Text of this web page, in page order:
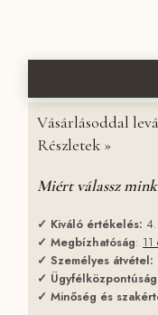
Vásárlásoddal
Részletek »
Miért válassz
✓ Kiváló értékelés:
✓ Megbízhatóság: 11
✓ Személyes átvétel:
✓
✓ Minőség és